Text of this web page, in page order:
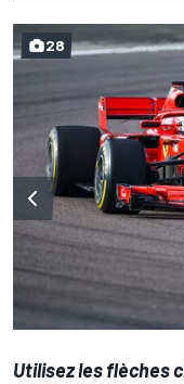
28
Utilisez les flèches